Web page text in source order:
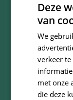
Deze
van
We
verkeer
met onze
die deze